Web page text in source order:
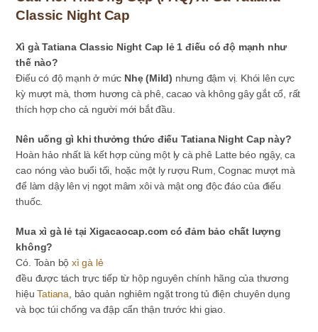
Classic Night Cap
Xì gà Tatiana Classic Night Cap lẻ 1 điếu có độ mạnh như
thế nào?
Điếu có độ mạnh ở mức Nhẹ (Mild) nhưng đậm vị. Khói lên cực
kỳ mượt mà, thơm hương cà phê, cacao và không gây gắt cổ, rất
thích hợp cho cả người mới bắt đầu.
Nên uống gì khi thưởng thức điếu Tatiana Night Cap này?
Hoàn hảo nhất là kết hợp cùng một ly cà phê Latte béo ngậy, ca
cao nóng vào buổi tối, hoặc một ly rượu Rum, Cognac mượt mà
để làm dậy lên vị ngọt mâm xôi và mật ong độc đáo của điếu
thuốc.
Mua xì gà lẻ tại Xigacaocap.com có đảm bảo chất lượng
không?
Có. Toàn bộxì gà lẻ
đều được tách trực tiếp từ hộp nguyên chính hãng của thương
hiệuTatiana, bảo quản nghiêm ngặt trong tủ điện chuyên dụng
và bọc túi chống va đập cẩn thận trước khi giao.